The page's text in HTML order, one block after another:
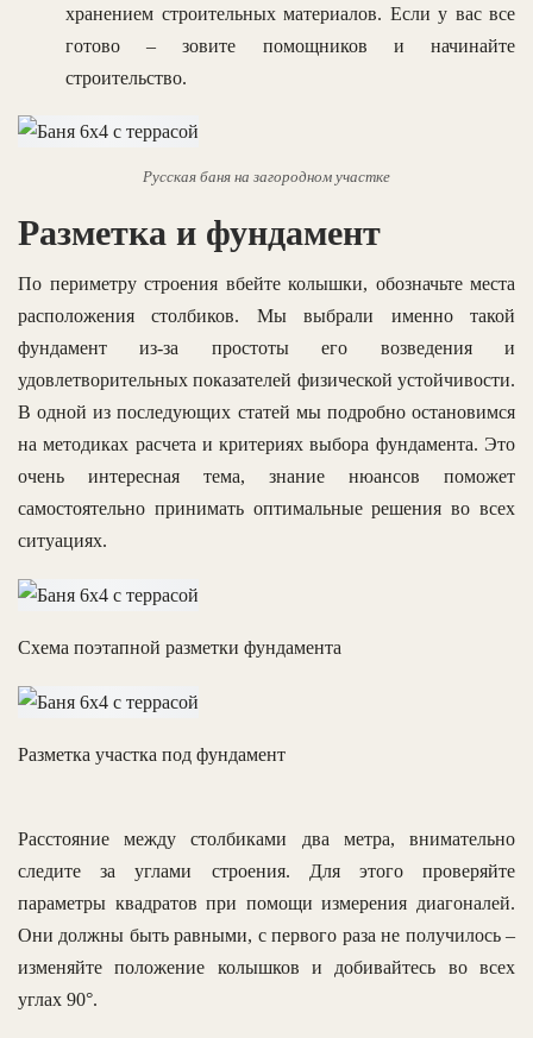
хранением строительных материалов. Если у вас все
готово – зовите помощников и начинайте
строительство.
Русская баня на загородном участке
Разметка и фундамент
По периметру строения вбейте колышки, обозначьте места
расположения столбиков. Мы выбрали именно такой
фундамент из-за простоты его возведения и
удовлетворительных показателей физической устойчивости.
В одной из последующих статей мы подробно остановимся
на методиках расчета и критериях выбора фундамента. Это
очень интересная тема, знание нюансов поможет
самостоятельно принимать оптимальные решения во всех
ситуациях.
Схема поэтапной разметки фундамента
Разметка участка под фундамент
Расстояние между столбиками два метра, внимательно
следите за углами строения. Для этого проверяйте
параметры квадратов при помощи измерения диагоналей.
Они должны быть равными, с первого раза не получилось –
изменяйте положение колышков и добивайтесь во всех
углах 90°.